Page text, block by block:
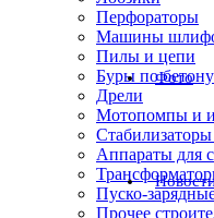
Фото
Перфораторы
Машины
Пилы и цепи
Буры по бетону
Дрели
Мотопомпы и
Аппараты для
Пуско-
Прочее